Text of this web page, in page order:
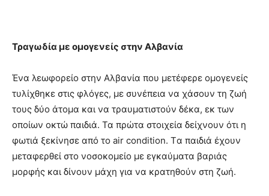
Τραγωδία με ομογενείς στην Αλβανία
Ένα λεωφορείο στην Αλβανία που μετέφερε ομογενείς
τυλίχθηκε στις φλόγες, με συνέπεια να χάσουν τη ζωή
τους δύο άτομα και να τραυματιστούν δέκα, εκ των
οποίων οκτώ παιδιά. Τα πρώτα στοιχεία δείχνουν ότι η
φωτιά ξεκίνησε από το air condition. Tα παιδιά έχουν
μεταφερθεί στο νοσοκομείο με εγκαύματα βαριάς
μορφής και δίνουν μάχη για να κρατηθούν στη ζωή.